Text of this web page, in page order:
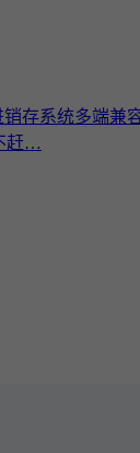
销存系统多端兼
赶…